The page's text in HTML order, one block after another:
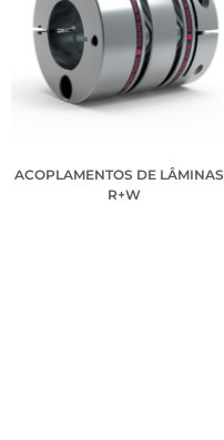
ACOPLAMENTOS DE
R+W